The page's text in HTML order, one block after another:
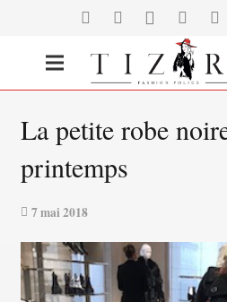
La petite robe
printemps
7 mai 2018